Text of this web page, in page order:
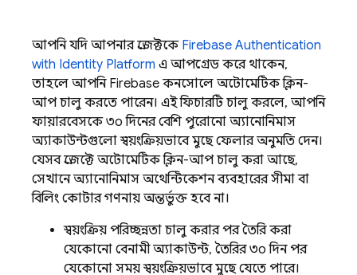
আপনি যদি আপনার প্রজেক্টকে Firebase Authentication
with Identity Platform এ আপগ্রেড করে থাকেন,
তাহলে আপনি Firebase কনসোলে অটোমেটিক ক্লিন-
আপ চালু করতে পারেন। এই ফিচারটি চালু করলে, আপনি
ফায়ারবেসকে ৩০ দিনের বেশি পুরোনো অ্যানোনিমাস
অ্যাকাউন্টগুলো স্বয়ংক্রিয়ভাবে মুছে ফেলার অনুমতি দেন।
যেসব প্রজেক্টে অটোমেটিক ক্লিন-আপ চালু করা আছে,
সেখানে অ্যানোনিমাস অথেন্টিকেশন ব্যবহারের সীমা বা
বিলিং কোটার গণনায় অন্তর্ভুক্ত হবে না।
স্বয়ংক্রিয় পরিচ্ছন্নতা চালু করার পর তৈরি করা
যেকোনো বেনামী অ্যাকাউন্ট, তৈরির ৩০ দিন পর
যেকোনো সময় স্বয়ংক্রিয়ভাবে মুছে যেতে পারে।